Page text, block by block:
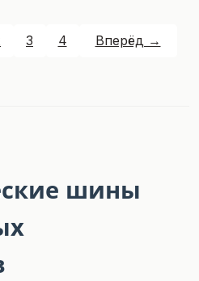
3 4 Вперёд →
шины